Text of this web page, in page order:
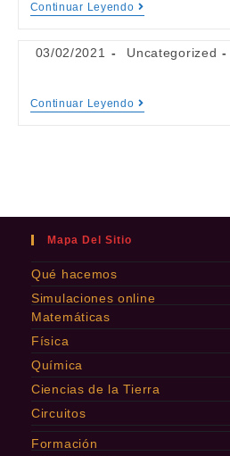
Continuar Leyendo
03/02/2021 Uncategorized
Continuar Leyendo
Mapa Del Sitio
Qué hacemos
Simulaciones online
Matemáticas
Física
Química
Ciencias de la Tierra
Circuitos
Formación